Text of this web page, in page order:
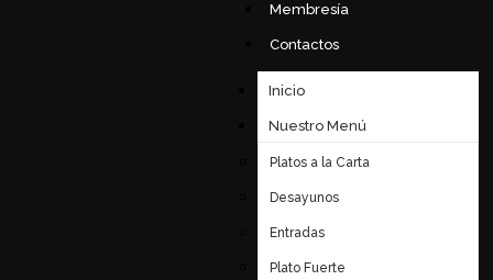
Membresía
Contactos
Inicio
Nuestro Menú
Platos a la Carta
Desayunos
Entradas
Plato Fuerte